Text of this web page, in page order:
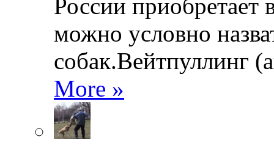
России приобретает
можно условно
собак.Вейтпуллинг
More »